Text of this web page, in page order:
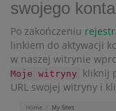
swojego
Po zakończeniu
linkiem do aktywacji
w naszej witrynie
Moje witryny
kliknij
URL swojej witryny i